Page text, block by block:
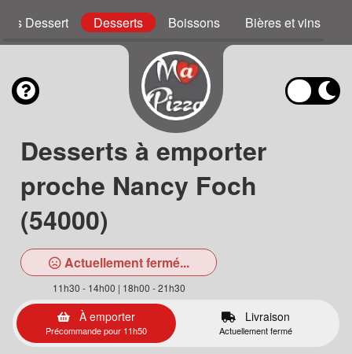
Dessert Desserts Boissons Bières et vins
Desserts à emporter
proche Nancy Foch
(54000)
Actuellement fermé...
11h30 - 14h00 | 18h00 - 21h30
À emporter
Précommande pour 11h50
Livraison
Actuellement fermé